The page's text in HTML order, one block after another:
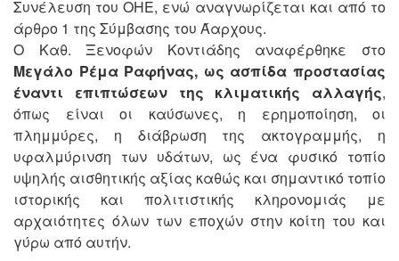
Συνέλευση του ΟΗΕ, ενώ αναγνωρίζεται και από το
άρθρο 1 της Σύμβασης του Άαρχους.
Ο Καθ. Ξενοφών Κοντιάδης αναφέρθηκε στο
Μεγάλο Ρέμα Ραφήνας, ως ασπίδα προστασίας
έναντι επιπτώσεων της κλιματικής αλλαγής,
όπως είναι οι καύσωνες, η ερημοποίηση, οι
πλημμύρες, η διάβρωση της ακτογραμμής, η
υφαλμύρινση των υδάτων, ως ένα φυσικό τοπίο
υψηλής αισθητικής αξίας καθώς και σημαντικό τοπίο
ιστορικής και πολιτιστικής κληρονομιάς με
αρχαιότητες όλων των εποχών στην κοίτη του και
γύρω από αυτήν.